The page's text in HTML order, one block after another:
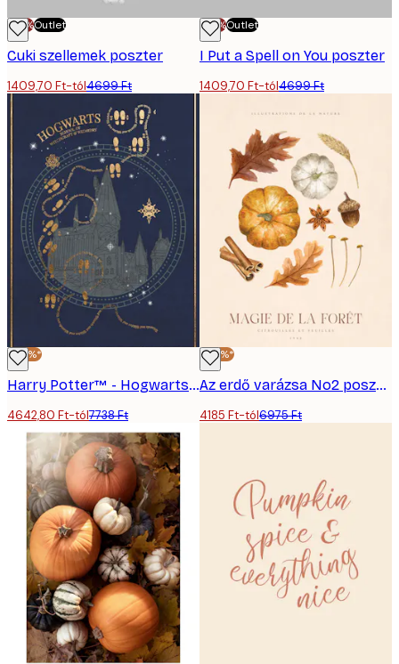
-70%Outlet
Cuki szellemek poszter
1409,70 Ft-tól4699 Ft
-70%Outlet
I Put a Spell on You poszter
1409,70 Ft-tól4699 Ft
-40%*
Harry Potter™ - Hogwarts School Poster
4642,80 Ft-tól7738 Ft
-40%*
Az erdő varázsa No2 poszter
4185 Ft-tól6975 Ft